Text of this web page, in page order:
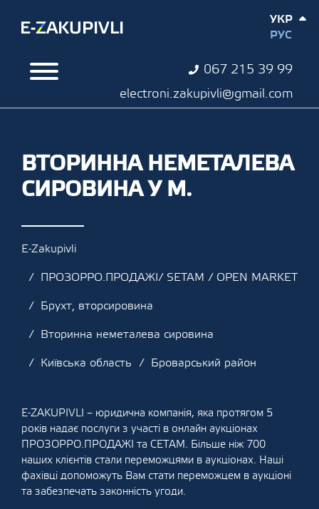
067 215 39 99
electroni.zakupivli@gmail.com
УКР
РУС
ВТОРИННА НЕМЕТАЛЕВА
СИРОВИНА У М.
E-Zakupivli
ПРОЗОРРО.ПРОДАЖІ/ SETAM / OPEN MARKET
Брухт, вторсировина
Вторинна неметалева сировина
Київська область
Броварський район
E-ZAKUPIVLI – юридична компанія, яка протягом 5
років надає послуги з участі в онлайн аукціонах
ПРОЗОРРО.ПРОДАЖІ та СЕТАМ. Більше ніж 700
наших клієнтів стали переможцями в аукціонах. Наші
фахівці допоможуть Вам стати переможцем в аукціоні
та забезпечать законність угоди.